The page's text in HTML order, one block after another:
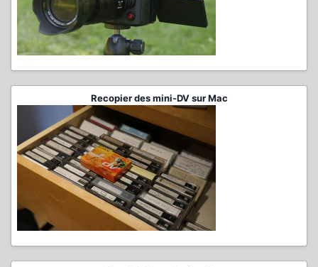
Recopier des mini-DV sur Mac